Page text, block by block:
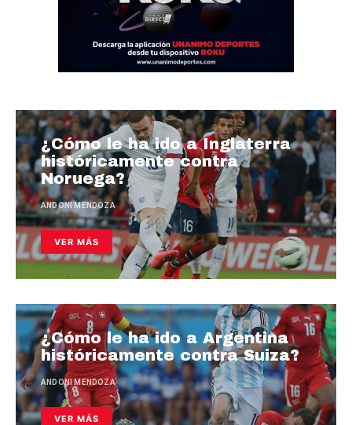
¿Cómo le ha ido a Inglaterra
históricamente contra
Noruega?
ANDONI MENDOZA
VER MÁS
¿Cómo le ha ido a Argentina
históricamente contra Suiza?
ANDONI MENDOZA
VER MÁS